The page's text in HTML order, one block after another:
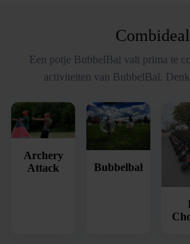
Een potje BubbelBal valt prima te
activiteiten van BubbelBal.
Archery
Attack
Bubbelbal